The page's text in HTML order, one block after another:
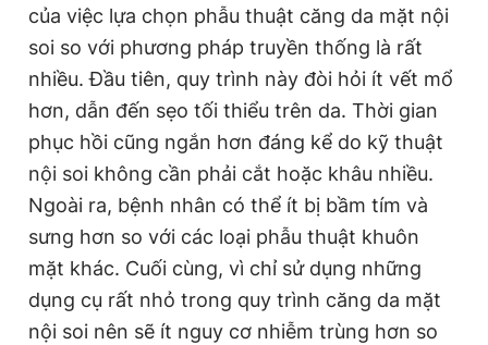
của việc lựa chọn phẫu thuật căng da mặt nội
soi so với phương pháp truyền thống là rất
nhiều. Đầu tiên, quy trình này đòi hỏi ít vết mổ
hơn, dẫn đến sẹo tối thiểu trên da. Thời gian
phục hồi cũng ngắn hơn đáng kể do kỹ thuật
nội soi không cần phải cắt hoặc khâu nhiều.
Ngoài ra, bệnh nhân có thể ít bị bầm tím và
sưng hơn so với các loại phẫu thuật khuôn
mặt khác. Cuối cùng, vì chỉ sử dụng những
dụng cụ rất nhỏ trong quy trình căng da mặt
nội soi nên sẽ ít nguy cơ nhiễm trùng hơn so